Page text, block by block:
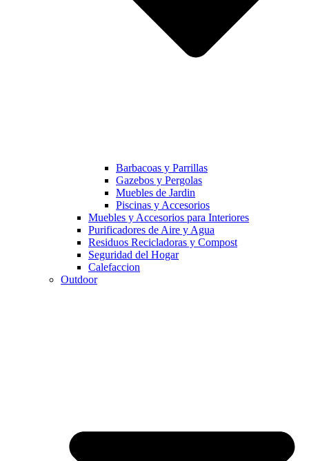
Barbacoas y Parrillas
Gazebos y Pergolas
Muebles de Jardin
Piscinas y Accesorios
Muebles y Accesorios para Interiores
Purificadores de Aire y Agua
Residuos Recicladoras y Compost
Seguridad del Hogar
Calefaccion
Outdoor